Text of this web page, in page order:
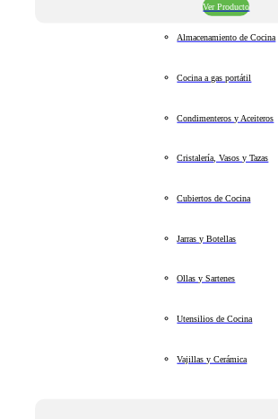
Ver Producto
Almacenamiento de Cocina
Cocina a gas portátil
Condimenteros y Aceiteros
Cristalería, Vasos y Tazas
Cubiertos de Cocina
Jarras y Botellas
Ollas y Sartenes
Utensilios de Cocina
Vajillas y Cerámica